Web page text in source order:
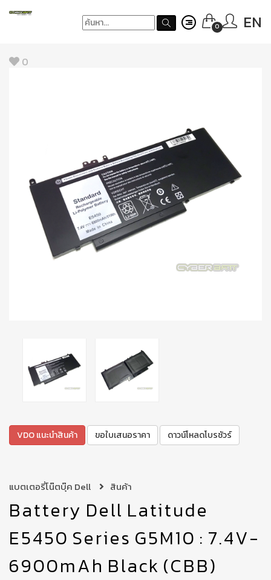
0 EN
0
VDO แนะนำสินค้า ขอใบเสนอราคา ดาวน์โหลดโบรชัวร์
แบตเตอรี่โน๊ตบุ๊ค Dell สินค้า
Battery Dell Latitude
E5450 Series G5M10 : 7.4V-
6900mAh Black (CBB)